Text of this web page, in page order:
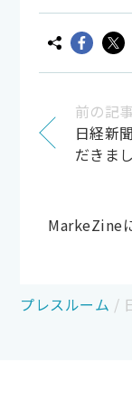
前の記
日経新
だきま
MarkeZine
プレスルーム /